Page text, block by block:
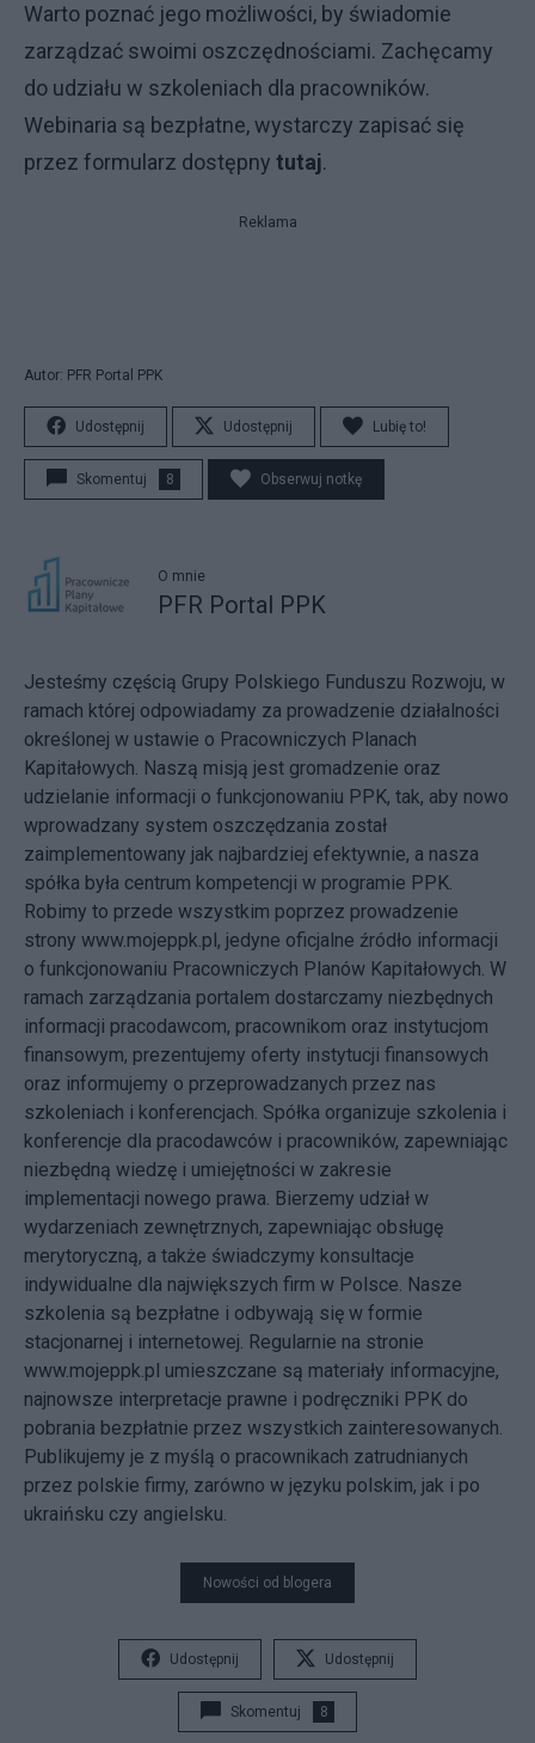
Warto poznać jego możliwości, by świadomie
zarządzać swoimi oszczędnościami. Zachęcamy
do udziału w szkoleniach dla pracowników.
Webinaria są bezpłatne, wystarczy zapisać się
przez formularz dostępny tutaj.
Reklama
Autor: PFR Portal PPK
Udostępnij Udostępnij Lubię to!
Skomentuj 8 Obserwuj notkę
O mnie
PFR Portal PPK
Jesteśmy częścią Grupy Polskiego Funduszu Rozwoju, w
ramach której odpowiadamy za prowadzenie działalności
określonej w ustawie o Pracowniczych Planach
Kapitałowych. Naszą misją jest gromadzenie oraz
udzielanie informacji o funkcjonowaniu PPK, tak, aby nowo
wprowadzany system oszczędzania został
zaimplementowany jak najbardziej efektywnie, a nasza
spółka była centrum kompetencji w programie PPK.
Robimy to przede wszystkim poprzez prowadzenie
strony www.mojeppk.pl, jedyne oficjalne źródło informacji
o funkcjonowaniu Pracowniczych Planów Kapitałowych. W
ramach zarządzania portalem dostarczamy niezbędnych
informacji pracodawcom, pracownikom oraz instytucjom
finansowym, prezentujemy oferty instytucji finansowych
oraz informujemy o przeprowadzanych przez nas
szkoleniach i konferencjach. Spółka organizuje szkolenia i
konferencje dla pracodawców i pracowników, zapewniając
niezbędną wiedzę i umiejętności w zakresie
implementacji nowego prawa. Bierzemy udział w
wydarzeniach zewnętrznych, zapewniając obsługę
merytoryczną, a także świadczymy konsultacje
indywidualne dla największych firm w Polsce. Nasze
szkolenia są bezpłatne i odbywają się w formie
stacjonarnej i internetowej. Regularnie na stronie
www.mojeppk.pl umieszczane są materiały informacyjne,
najnowsze interpretacje prawne i podręczniki PPK do
pobrania bezpłatnie przez wszystkich zainteresowanych.
Publikujemy je z myślą o pracownikach zatrudnianych
przez polskie firmy, zarówno w języku polskim, jak i po
ukraińsku czy angielsku.
Nowości od blogera
Udostępnij Udostępnij
Skomentuj 8